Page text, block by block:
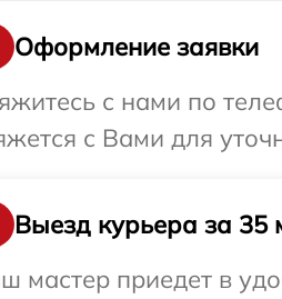
Оформление заявки
с нами по
с Вами для
Выезд курьера за 35
мастер приедет в